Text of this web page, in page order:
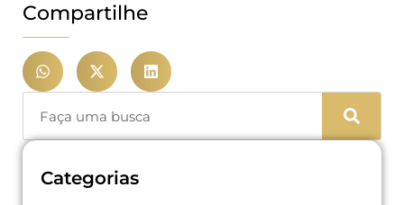
Compartilhe
Categorias